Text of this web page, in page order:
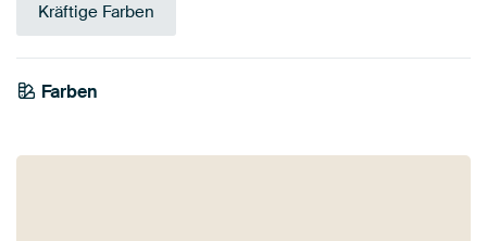
Kräftige Farben
Farben
Beige
Gold
Bronze